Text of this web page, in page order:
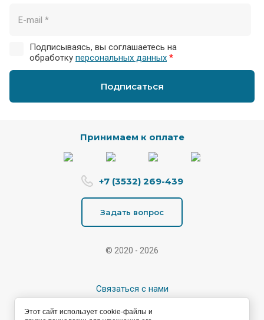
Подписываясь, вы соглашаетесь на
обработку персональных данных *
Подписаться
Принимаем к оплате
© 2020 - 2026
+7 (3532) 269-439
Задать вопрос
Связаться с нами
Контакты
Этот сайт использует cookie-файлы и